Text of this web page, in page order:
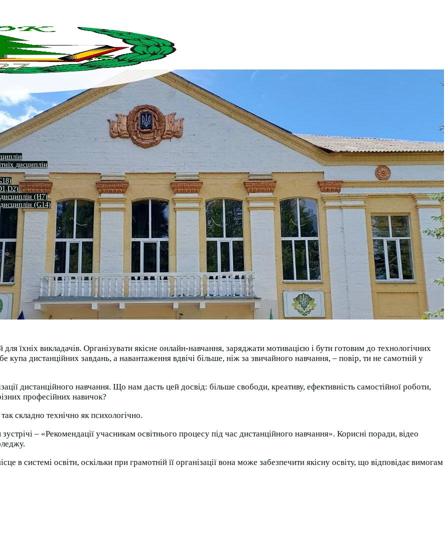
дисциплін
(H7)
(G14)
їхніх викладачів. Організувати якісне онлайн-навчання, заряджати мотивацією і бути готовим до технологічних
дистанційних завдань, а навантаження вдвічі більше, ніж за звичайного навчання, – повір, ти не самотній у
дистанційного навчання. Що нам дасть цей досвід: більше свободи, креативу, ефективність самостійної роботи,
професійних навичок?
складно технічно як психологічно.
– «Рекомендації учасникам освітнього процесу під час дистанційного навчання». Корисні поради, відео
в системі освіти, оскільки при грамотній її організації вона може забезпечити якісну освіту, що відповідає вимогам